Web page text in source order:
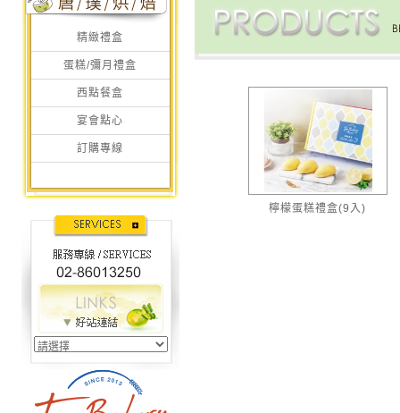
精緻禮盒
蛋糕/彌月禮盒
西點餐盒
宴會點心
訂購專線
檸檬蛋糕禮盒(9入)